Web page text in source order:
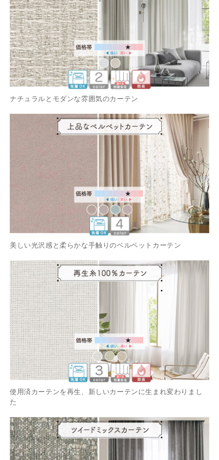
ナチュラルとモダンな雰囲気のカーテン
美しい光沢感と柔らかな手触りのベルベットカーテン
使用済カーテンを再生、新しいカーテンに生まれ変わりまし
た